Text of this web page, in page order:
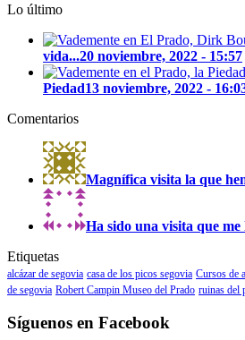
Lo último
vida...20 noviembre, 2022 - 15:57
Piedad13 noviembre, 2022 -
Comentarios
Magnífica visita la que
Ha sido una visita que
Etiquetas
alcázar de segovia casa de los picos segovia Cursos de
de segovia Robert Campin Museo del Prado ruinas del
Síguenos en Facebook